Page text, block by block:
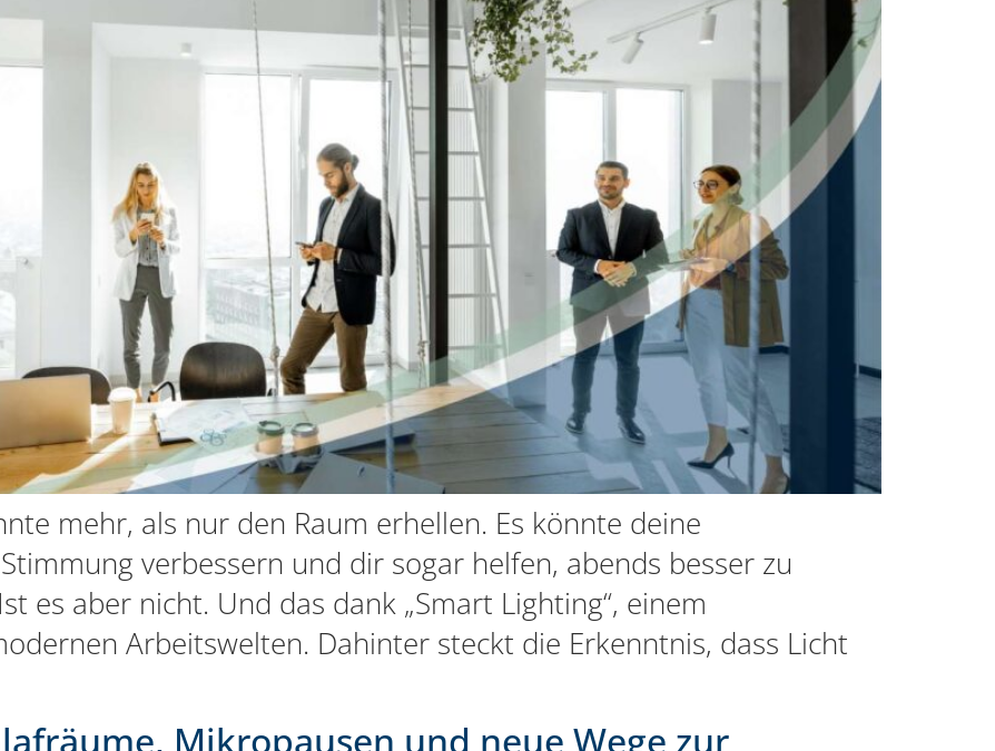
mehr, als nur den Raum erhellen. Es könnte deine
verbessern und dir sogar helfen, abends besser zu
es aber nicht. Und das dank „Smart Lighting“, einem
Arbeitswelten. Dahinter steckt die Erkenntnis, dass Licht
Mikropausen und neue Wege zur